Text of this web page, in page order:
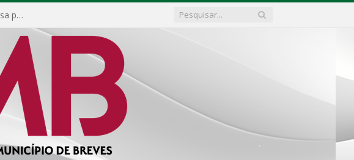
DISPENSA DE LICITAÇÃO Nº 003/2026 ( Contratação de empresa para fornecimento de gêneros alimentícios não perecíveis, materiais de expediente, descartáveis, copa e cozinha, para análise e posterior publicação.)